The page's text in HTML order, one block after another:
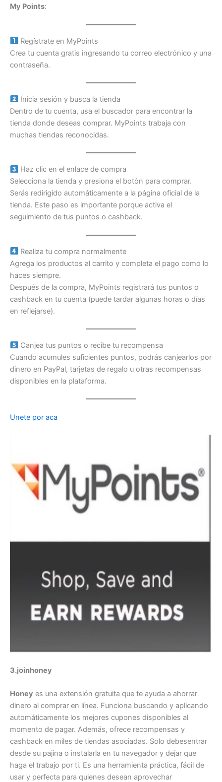
My Points:
Regístrate en MyPoints
Crea tu cuenta gratis ingresando tu correo electrónico y una
contraseña.
Inicia sesión y busca la tienda
Dentro de tu cuenta, usa el buscador para encontrar la
tienda donde deseas comprar. MyPoints trabaja con
muchas tiendas reconocidas.
Haz clic en el enlace de compra
Selecciona la tienda y presiona el botón para comprar.
Serás redirigido automáticamente a la página oficial de la
tienda. Este paso es importante porque activa el
seguimiento de tus puntos o cashback.
Realiza tu compra normalmente
Agrega los productos al carrito y completa el pago como lo
haces siempre.
Después de la compra, MyPoints registrará tus puntos o
cashback en tu cuenta (puede tardar algunas horas o días
en reflejarse).
Canjea tus puntos o recibe tu recompensa
Cuando acumules suficientes puntos, podrás canjearlos por
dinero en PayPal, tarjetas de regalo u otras recompensas
disponibles en la plataforma.
Unete por aca
3.joinhoney
Honey es una extensión gratuita que te ayuda a ahorrar
dinero al comprar en línea. Funciona buscando y aplicando
automáticamente los mejores cupones disponibles al
momento de pagar. Además, ofrece recompensas y
cashback en miles de tiendas asociadas. Solo debesentrar
desde su pajina o instalarla en tu navegador y dejar que
haga el trabajo por ti. Es una herramienta práctica, fácil de
usar y perfecta para quienes desean aprovechar